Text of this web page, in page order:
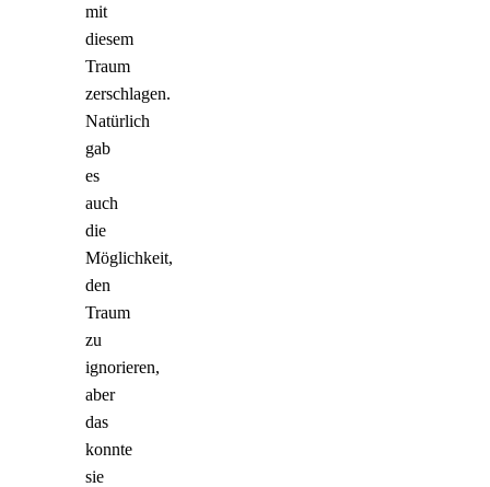
mit
diesem
Traum
zerschlagen.
Natürlich
gab
es
auch
die
Möglichkeit,
den
Traum
zu
ignorieren,
aber
das
konnte
sie